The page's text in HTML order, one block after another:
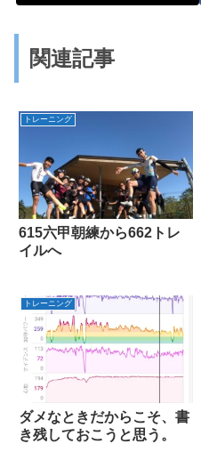
関連記事
トレーニング
615六甲朝練から662トレ
イルへ
トレーニング
ダメなときだからこそ、書
き残しておこうと思う。